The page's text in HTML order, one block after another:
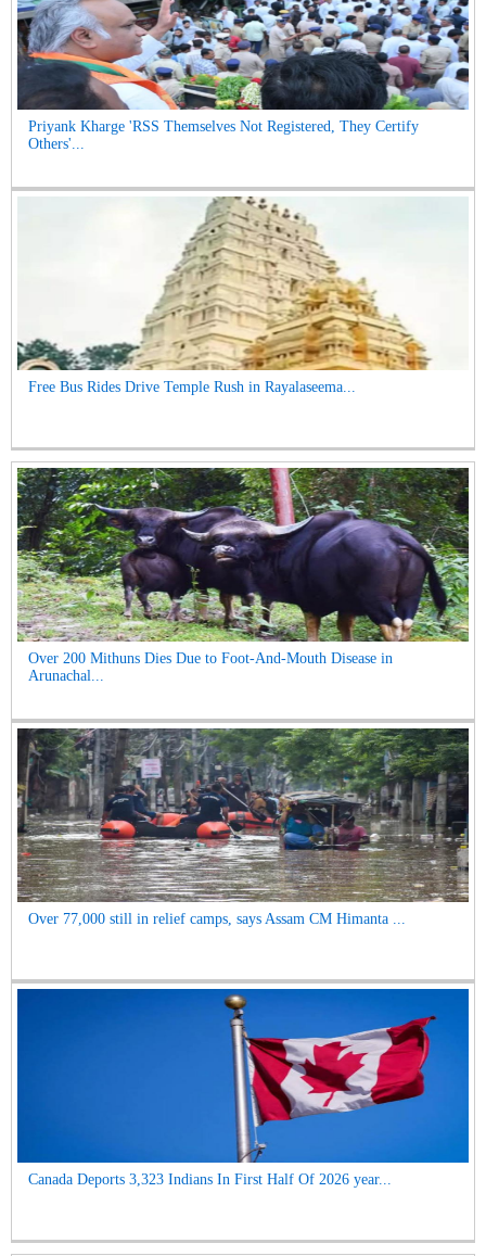
Priyank Kharge 'RSS Themselves Not Registered, They Certify
Others'...
Free Bus Rides Drive Temple Rush in Rayalaseema...
Over 200 Mithuns Dies Due to Foot-And-Mouth Disease in
Arunachal...
Over 77,000 still in relief camps, says Assam CM Himanta ...
Canada Deports 3,323 Indians In First Half Of 2026 year...